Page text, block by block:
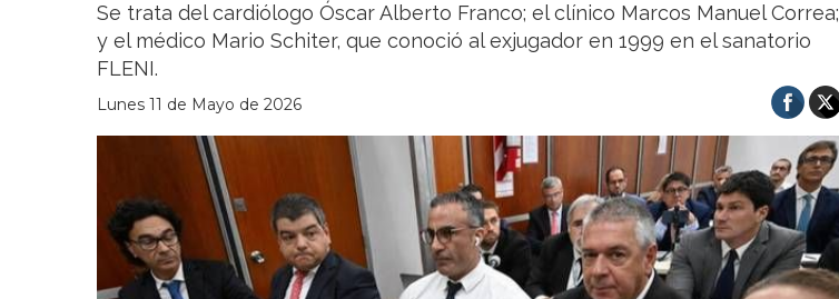
Se trata del cardiólogo Óscar Alberto Franco; el clínico Marcos Manuel Correa;
y el médico Mario Schiter, que conoció al exjugador en 1999 en el sanatorio
FLENI.
Lunes 11 de Mayo de 2026